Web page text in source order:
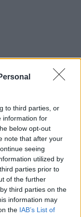
to third parties, or
information for
below opt-out
note that after your
seeing
utilized by
parties prior to
of the further
third parties on the
information may
the IAB’s List of